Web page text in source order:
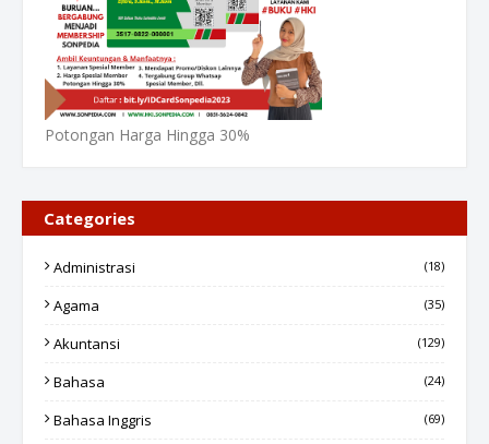
Potongan Harga Hingga 30%
Categories
Administrasi (18)
Agama (35)
Akuntansi (129)
Bahasa (24)
Bahasa Inggris (69)